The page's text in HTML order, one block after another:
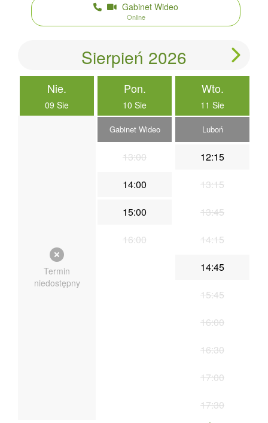
Gabinet Wideo
Online
Sierpień 2026
Nie.
09 Sie
Termin
niedostępny
Pon.
10 Sie
Gabinet Wideo
13:00
14:00
15:00
16:00
Wto.
11 Sie
Luboń
12:15
13:15
13:45
14:15
14:45
15:45
16:00
16:30
17:00
17:30